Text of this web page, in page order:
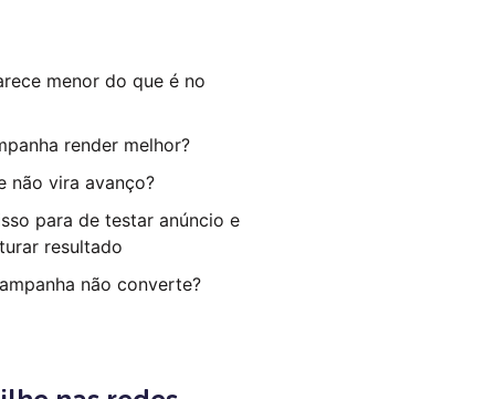
menor do que é no
render melhor?
não vira avanço?
para de testar anúncio e
resultado
não converte?